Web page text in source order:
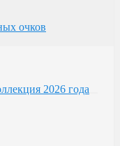
очков
2026 года